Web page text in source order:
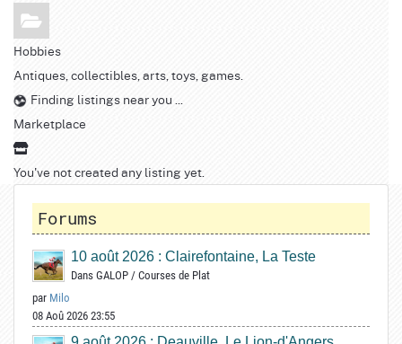
Hobbies
Antiques, collectibles, arts, toys, games.
Finding listings near you ...
Marketplace
You've not created any listing yet.
Forums
10 août 2026 : Clairefontaine, La Teste
Dans GALOP / Courses de Plat
par Milo
08 Aoû 2026 23:55